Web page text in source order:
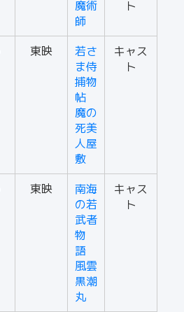
魔術
師
ト
東映
若さ
ま侍
捕物
帖
魔の
死美
人屋
敷
キャス
ト
東映
南海
の若
武者
物
語
風雲
黒潮
丸
キャス
ト